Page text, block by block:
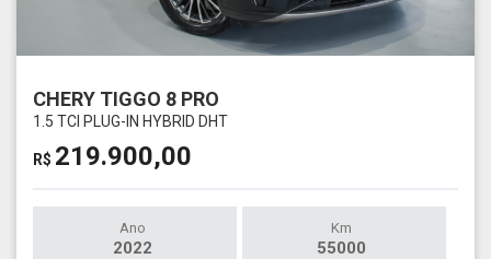
CHERY TIGGO 8 PRO
1.5 TCI PLUG-IN HYBRID DHT
R$ 219.900,00
Ano
2022
Km
55000